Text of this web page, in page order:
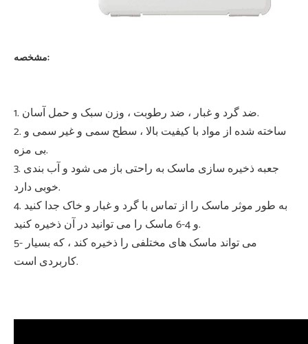
مشخصه:
1. ضد گرد و غبار ، ضد رطوبت ، وزن سبک و حمل آسان.
2. ساخته شده از مواد با کیفیت بالا ، سطح سمی و غیر سمی و
بی مزه.
3. جعبه ذخیره سازی ماسک به راحتی باز می شود و آب بندی
خوبی دارد.
4. به طور موثر ماسک را از تماس با گرد و غبار و خاک جدا کنید
و 4-6 ماسک را می توانید در آن ذخیره کنید.
5- می تواند ماسک های مختلفی را ذخیره کند ، که بسیار
کاربردی است.